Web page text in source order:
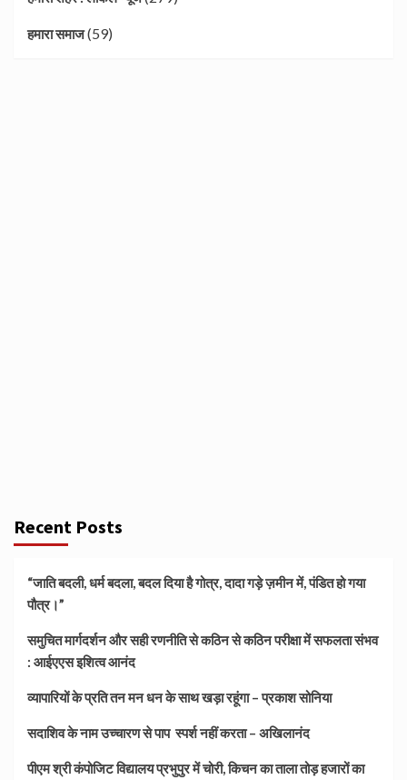
हमारा समाज(59)
Recent Posts
“जाति बदली, धर्म बदला, बदल दिया है गोत्र, दादा गड़े ज़मीन में, पंडित हो गया
पौत्र।”
समुचित मार्गदर्शन और सही रणनीति से कठिन से कठिन परीक्षा में सफलता संभव
: आईएएस इशित्व आनंद
व्यापारियों के प्रति तन मन धन के साथ खड़ा रहूंगा – प्रकाश सोनिया
सदाशिव के नाम उच्चारण से पाप स्पर्श नहीं करता – अखिलानंद
पीएम श्री कंपोजिट विद्यालय प्रभुपुर में चोरी, किचन का ताला तोड़ हजारों का